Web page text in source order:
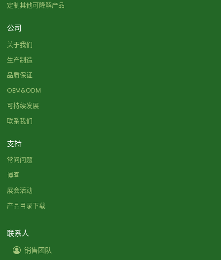
定制其他可降解产品
公司
关于我们
生产制造
品质保证
OEM&ODM
可持续发展
联系我们
支持
常问问题
博客
展会活动
产品目录下载
联系人
销售团队